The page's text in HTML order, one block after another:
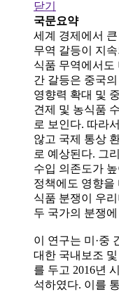
닫기
국문요약
세계 경제에서
무역 갈등이 지
식품 무역에서도
간 갈등은 중국
영향력 확대 및
견제 및 농식품
로 보인다. 따라
않고 국제 통상
로 예상된다. 그
수입 의존도가
정책에도 영향을
식품 분쟁이 우
두 국가의 분쟁
이 연구는 미·중
대한 국내보조
를 두고 2016년
석하였다. 이를